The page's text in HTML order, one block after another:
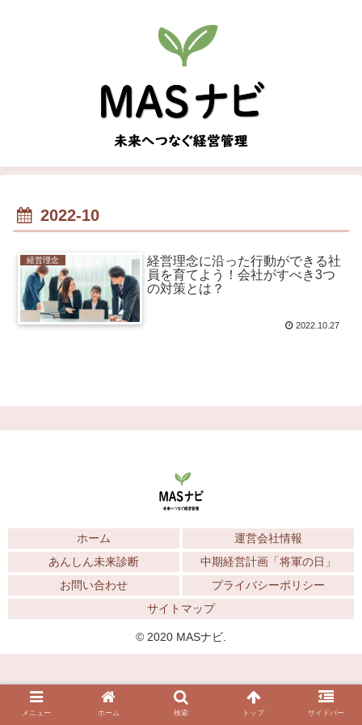
2022-10
経営理念
経営理念に沿った行動ができる社
員を育てよう！会社がすべき3つ
の対策とは？
2022.10.27
ホーム
運営会社情報
あんしん未来診断
中期経営計画「将軍の日」
お問い合わせ
プライバシーポリシー
サイトマップ
© 2020 MASナビ.
メニュー ホーム 検索 トップ サイドバー